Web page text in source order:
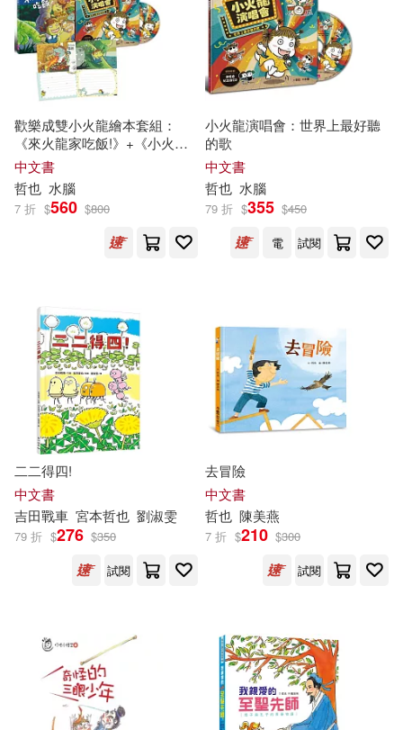
洪謙著(1) 湯淺愛(1)
王文華(1)
王淑芬、哲也、林世仁、管家琪周
姚萍、賴曉珍、王家珍 王文華、張
家驊、兔子波西(1)
詠給．明就仁波切(1)
謝其濬(1) 貝諾．許(1)
費倫‧吉普森(1)
賈克黑米．吉黑賀(1)
陳沛慈(1)
露西・希格爾(1) 飯田哲也(1)
遼寧科學技術出版社(1)
邦聯文化(1) 重慶出版社(1)
鏡好聽(1)
香港大學美術博物館(1)
歡樂成雙小火龍繪本套組：
《來火龍家吃飯!》+《小火龍
演唱會》(書+CD)首刷版贈
【作繪者簽繪祝福明信片(一套
兩款)】
中文書
哲也 水腦
7 折 $560 $800
小火龍演唱會：世界上最好聽
的歌
中文書
哲也 水腦
79 折 $355 $450
電
試閱
二二得四!
中文書
吉田戰車 宮本哲也 劉淑雯
79 折 $276 $350
試閱
去冒險
中文書
哲也 陳美燕
7 折 $210 $300
試閱